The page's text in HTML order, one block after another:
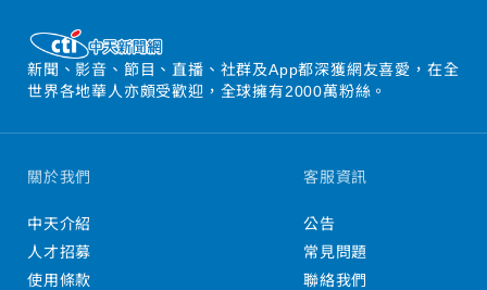
新聞、影音、節目、直播、社群及App都深獲網友喜愛，在全
世界各地華人亦頗受歡迎，全球擁有2000萬粉絲。
關於我們
中天介紹
人才招募
使用條款
客服資訊
公告
常見問題
聯絡我們